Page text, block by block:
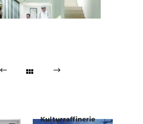
Kulturraffinerie